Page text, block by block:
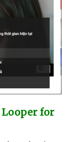
Looper for